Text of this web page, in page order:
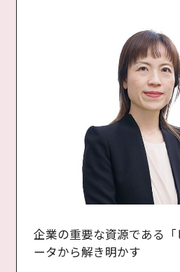
企業の重要な資源である
ータから解き明かす